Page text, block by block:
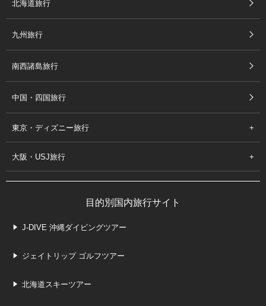
北海道旅行
九州旅行
南西諸島旅行
中国・四国旅行
東京・ディズニー旅行
大阪・USJ旅行
目的別国内旅行サイト
J-DIVE 沖縄ダイビングツアー
ジェイトリップ ゴルフツアー
北海道スキーツアー